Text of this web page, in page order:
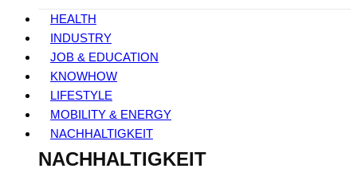
HEALTH
INDUSTRY
JOB & EDUCATION
KNOWHOW
LIFESTYLE
MOBILITY & ENERGY
NACHHALTIGKEIT
NACHHALTIGKEIT